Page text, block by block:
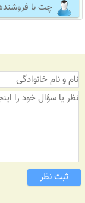
چت با
ثبت نظر